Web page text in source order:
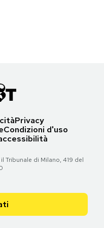
Privacy
Condizioni d'uso
Tribunale di Milano, 419 del